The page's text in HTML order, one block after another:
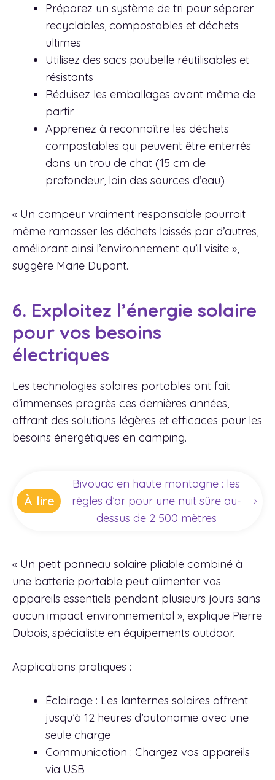
Préparez un système de tri pour séparer
recyclables, compostables et déchets
ultimes
Utilisez des sacs poubelle réutilisables et
résistants
Réduisez les emballages avant même de
partir
Apprenez à reconnaître les déchets
compostables qui peuvent être enterrés
dans un trou de chat (15 cm de
profondeur, loin des sources d’eau)
« Un campeur vraiment responsable pourrait
même ramasser les déchets laissés par d’autres,
améliorant ainsi l’environnement qu’il visite »,
suggère Marie Dupont.
6. Exploitez l’énergie solaire
pour vos besoins
électriques
Les technologies solaires portables ont fait
d’immenses progrès ces dernières années,
offrant des solutions légères et efficaces pour les
besoins énergétiques en camping.
À lire
Bivouac en haute montagne : les
règles d’or pour une nuit sûre au-
dessus de 2 500 mètres
« Un petit panneau solaire pliable combiné à
une batterie portable peut alimenter vos
appareils essentiels pendant plusieurs jours sans
aucun impact environnemental », explique Pierre
Dubois, spécialiste en équipements outdoor.
Applications pratiques :
Éclairage : Les lanternes solaires offrent
jusqu’à 12 heures d’autonomie avec une
seule charge
Communication : Chargez vos appareils
via USB